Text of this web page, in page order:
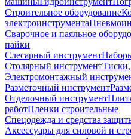
Строительное оборудование
электроинструмента
Сварочное и паяльное
пайки
Слесарный инструмент
Столярный инструмент
Электромонтажный
Разметочный инструмент
Отделочный инструмент
работПленки строительные
Спецодежда и средства
Аксессуары для силовой и